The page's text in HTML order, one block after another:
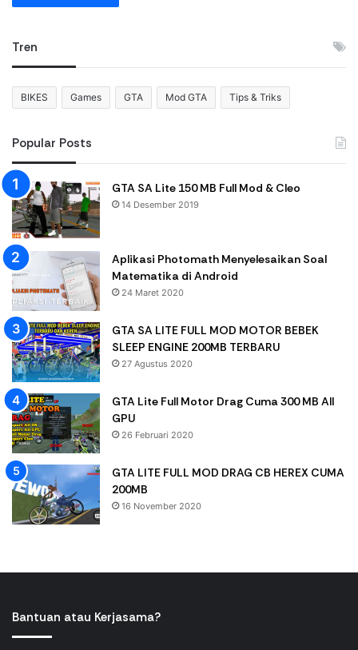
Tren
BIKES Games GTA Mod GTA Tips & Triks
Popular Posts
GTA SA Lite 150 MB Full Mod & Cleo
14 Desember 2019
Aplikasi Photomath Menyelesaikan Soal
Matematika di Android
24 Maret 2020
GTA SA LITE FULL MOD MOTOR BEBEK
SLEEP ENGINE 200MB TERBARU
27 Agustus 2020
GTA Lite Full Motor Drag Cuma 300 MB All
GPU
26 Februari 2020
GTA LITE FULL MOD DRAG CB HEREX CUMA
200MB
16 November 2020
Bantuan atau Kerjasama?